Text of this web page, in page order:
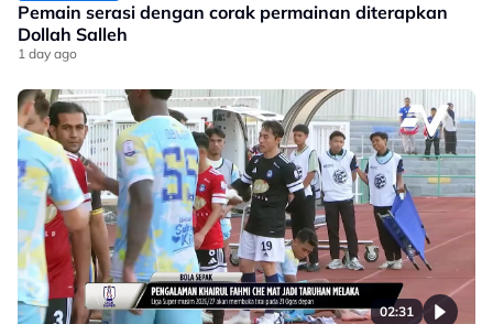
Pemain serasi dengan corak permainan diterapkan
Dollah Salleh
1 day ago
02:31